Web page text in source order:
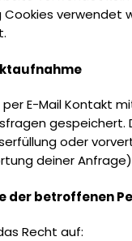
Cookies verwendet
per E-Mail Kontakt
gespeichert.
oder
deiner
der betroffenen
Recht auf: